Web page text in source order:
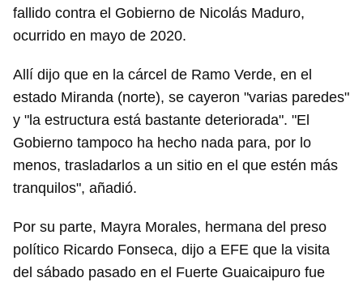
fallido contra el Gobierno de Nicolás Maduro,
ocurrido en mayo de 2020.
Allí dijo que en la cárcel de Ramo Verde, en el
estado Miranda (norte), se cayeron "varias paredes"
y "la estructura está bastante deteriorada". "El
Gobierno tampoco ha hecho nada para, por lo
menos, trasladarlos a un sitio en el que estén más
tranquilos", añadió.
Por su parte, Mayra Morales, hermana del preso
político Ricardo Fonseca, dijo a EFE que la visita
del sábado pasado en el Fuerte Guaicaipuro fue